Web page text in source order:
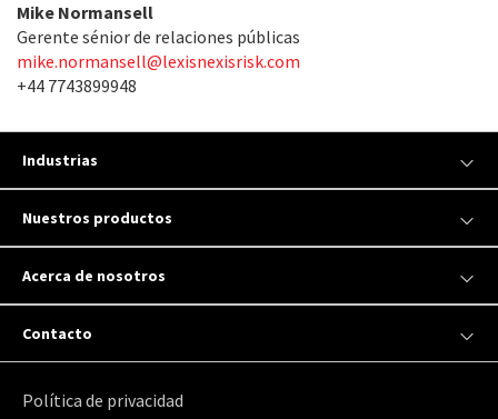
Mike Normansell
Gerente sénior de relaciones públicas
mike.normansell@lexisnexisrisk.com
+44 7743899948
Industrias
Nuestros productos
Acerca de nosotros
Contacto
Política de privacidad